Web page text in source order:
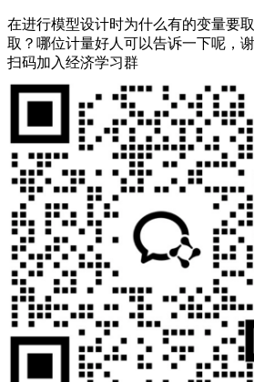
在进行模型设计时为什么有的变量要
取？哪位计量好人可以告诉一下呢，谢
扫码加入经济学习群